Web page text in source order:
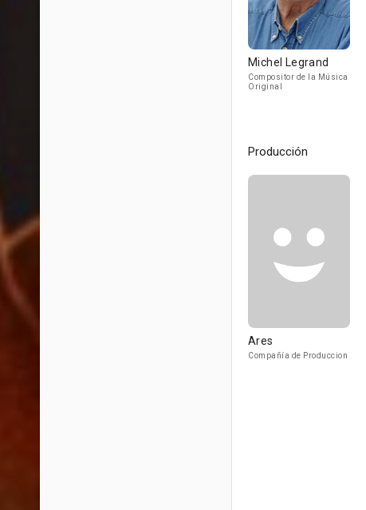
Michel Legrand
Compositor de la Música
Original
Producción
Ares
Compañía de Produccion